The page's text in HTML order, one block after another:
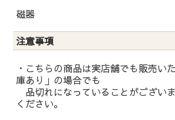
磁器
注意事項
・こちらの商品は実店舗でも販売い
庫あり」の場合でも
品切れになっていることがござい
ください。